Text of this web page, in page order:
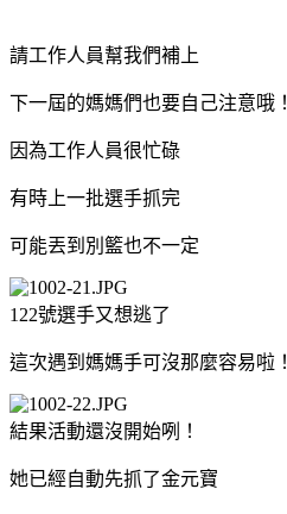
請工作人員幫我們補上
下一屆的媽媽們也要自己注意哦！
因為工作人員很忙碌
有時上一批選手抓完
可能丟到別籃也不一定
122號選手又想逃了
這次遇到媽媽手可沒那麼容易啦！
結果活動還沒開始咧！
她已經自動先抓了金元寶